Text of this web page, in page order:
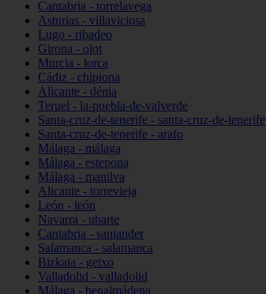
Cantabria - torrelavega
Asturias - villaviciosa
Lugo - ribadeo
Girona - olot
Murcia - lorca
Cádiz - chipiona
Alicante - dénia
Teruel - la-puebla-de-valverde
Santa-cruz-de-tenerife - santa-cruz-de-tenerife
Santa-cruz-de-tenerife - arafo
Málaga - málaga
Málaga - estepona
Málaga - manilva
Alicante - torrevieja
León - león
Navarra - uharte
Cantabria - santander
Salamanca - salamanca
Bizkaia - getxo
Valladolid - valladolid
Málaga - benalmádena